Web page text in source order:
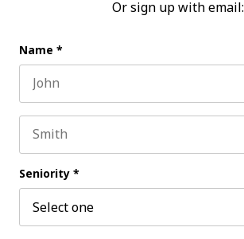
Or sign up with email:
Name *
Seniority *